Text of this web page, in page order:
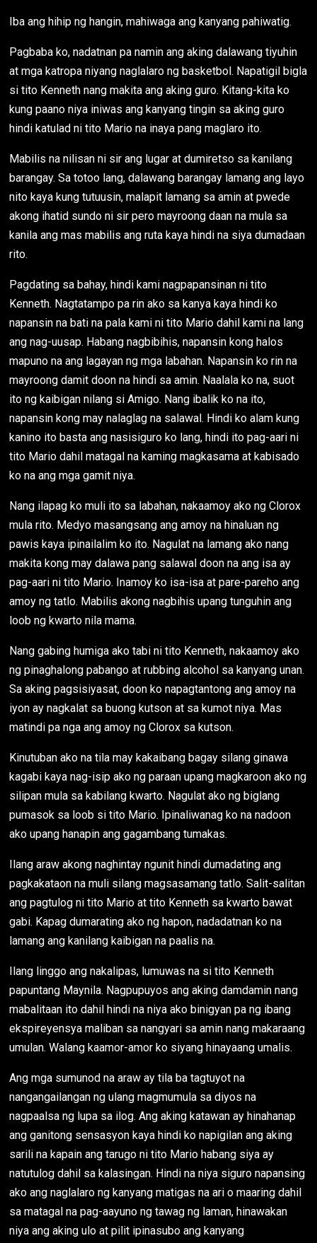
Iba ang hihip ng hangin, mahiwaga ang kanyang pahiwatig.
Pagbaba ko, nadatnan pa namin ang aking dalawang tiyuhin
at mga katropa niyang naglalaro ng basketbol. Napatigil bigla
si tito Kenneth nang makita ang aking guro. Kitang-kita ko
kung paano niya iniwas ang kanyang tingin sa aking guro
hindi katulad ni tito Mario na inaya pang maglaro ito.
Mabilis na nilisan ni sir ang lugar at dumiretso sa kanilang
barangay. Sa totoo lang, dalawang barangay lamang ang layo
nito kaya kung tutuusin, malapit lamang sa amin at pwede
akong ihatid sundo ni sir pero mayroong daan na mula sa
kanila ang mas mabilis ang ruta kaya hindi na siya dumadaan
rito.
Pagdating sa bahay, hindi kami nagpapansinan ni tito
Kenneth. Nagtatampo pa rin ako sa kanya kaya hindi ko
napansin na bati na pala kami ni tito Mario dahil kami na lang
ang nag-uusap. Habang nagbibihis, napansin kong halos
mapuno na ang lagayan ng mga labahan. Napansin ko rin na
mayroong damit doon na hindi sa amin. Naalala ko na, suot
ito ng kaibigan nilang si Amigo. Nang ibalik ko na ito,
napansin kong may nalaglag na salawal. Hindi ko alam kung
kanino ito basta ang nasisiguro ko lang, hindi ito pag-aari ni
tito Mario dahil matagal na kaming magkasama at kabisado
ko na ang mga gamit niya.
Nang ilapag ko muli ito sa labahan, nakaamoy ako ng Clorox
mula rito. Medyo masangsang ang amoy na hinaluan ng
pawis kaya ipinailalim ko ito. Nagulat na lamang ako nang
makita kong may dalawa pang salawal doon na ang isa ay
pag-aari ni tito Mario. Inamoy ko isa-isa at pare-pareho ang
amoy ng tatlo. Mabilis akong nagbihis upang tunguhin ang
loob ng kwarto nila mama.
Nang gabing humiga ako tabi ni tito Kenneth, nakaamoy ako
ng pinaghalong pabango at rubbing alcohol sa kanyang unan.
Sa aking pagsisiyasat, doon ko napagtantong ang amoy na
iyon ay nagkalat sa buong kutson at sa kumot niya. Mas
matindi pa nga ang amoy ng Clorox sa kutson.
Kinutuban ako na tila may kakaibang bagay silang ginawa
kagabi kaya nag-isip ako ng paraan upang magkaroon ako ng
silipan mula sa kabilang kwarto. Nagulat ako ng biglang
pumasok sa loob si tito Mario. Ipinaliwanag ko na nadoon
ako upang hanapin ang gagambang tumakas.
Ilang araw akong naghintay ngunit hindi dumadating ang
pagkakataon na muli silang magsasamang tatlo. Salit-salitan
ang pagtulog ni tito Mario at tito Kenneth sa kwarto bawat
gabi. Kapag dumarating ako ng hapon, nadadatnan ko na
lamang ang kanilang kaibigan na paalis na.
Ilang linggo ang nakalipas, lumuwas na si tito Kenneth
papuntang Maynila. Nagpupuyos ang aking damdamin nang
mabalitaan ito dahil hindi na niya ako binigyan pa ng ibang
ekspireyensya maliban sa nangyari sa amin nang makaraang
umulan. Walang kaamor-amor ko siyang hinayaang umalis.
Ang mga sumunod na araw ay tila ba tagtuyot na
nangangailangan ng ulang magmumula sa diyos na
nagpaalsa ng lupa sa ilog. Ang aking katawan ay hinahanap
ang ganitong sensasyon kaya hindi ko napigilan ang aking
sarili na kapain ang tarugo ni tito Mario habang siya ay
natutulog dahil sa kalasingan. Hindi na niya siguro napansing
ako ang naglalaro ng kanyang matigas na ari o maaring dahil
sa matagal na pag-aayuno ng tawag ng laman, hinawakan
niya ang aking ulo at pilit ipinasubo ang kanyang